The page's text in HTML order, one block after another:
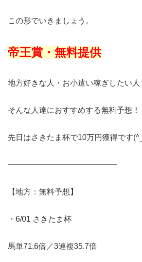
この形でいきましょう。
帝王賞・無料提供
地方好きな人・お小遣い稼ぎしたい人
そんな人達におすすめする無料予想！
先日はさきたま杯で10万円獲得です
━━━━━━━━━━━━━━
【地方：無料予想】
・6/01 さきたま杯
馬単71.6倍／3連複35.7倍